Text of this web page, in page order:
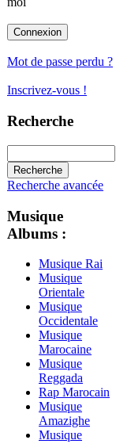
Mot de passe perdu ?
Inscrivez-vous !
Recherche
Recherche avancée
Musique
Albums :
Musique Rai
Musique
Orientale
Musique
Occidentale
Musique
Marocaine
Musique
Reggada
Rap Marocain
Musique
Amazighe
Musique